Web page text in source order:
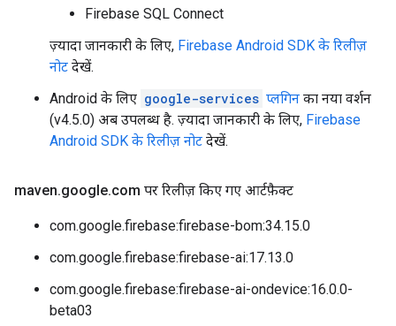
Firebase SQL Connect
ज़्यादा जानकारी के लिए, Firebase Android SDK के रिलीज़
नोट देखें.
Android के लिए google-services प्लगिन का नया वर्शन
(v4.5.0) अब उपलब्ध है. ज़्यादा जानकारी के लिए, Firebase
Android SDK के रिलीज़ नोट देखें.
maven.google.com पर रिलीज़ किए गए आर्टफ़ैक्ट
com.google.firebase:firebase-bom:34.15.0
com.google.firebase:firebase-ai:17.13.0
com.google.firebase:firebase-ai-ondevice:16.0.0-
beta03